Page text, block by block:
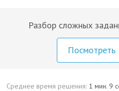
Разбор сложных
Посмотреть
Среднее время решения: 1 мин. 9